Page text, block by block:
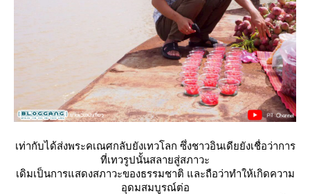
เท่ากับได้ส่งพระคเณศกลับยังเทวโลก ซึ่งชาวอินเดียยังเชื่อว่าการ
ที่เทวรูปนั้นสลายสู่สภาวะ
เดิมเป็นการแสดงสภาวะของธรรมชาติ และถือว่าทำให้เกิดความ
อุดมสมบูรณ์ต่อ